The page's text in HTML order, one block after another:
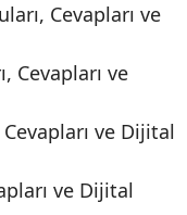
Cevapları ve
Cevapları ve
Cevapları ve Dijital
ve Dijital